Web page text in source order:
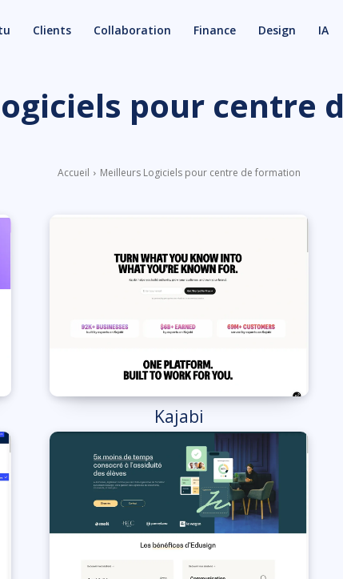
Clients Collaboration Finance Design IA
pour centre
Accueil Meilleurs Logiciels pour centre de formation
Kajabi